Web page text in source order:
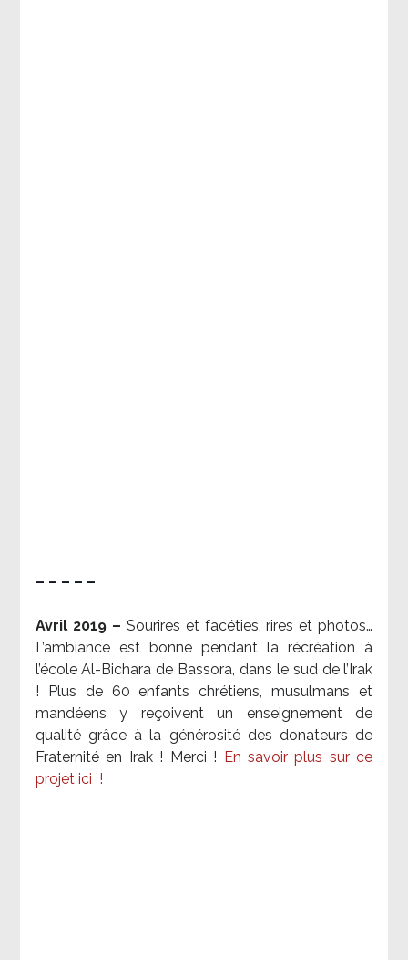
– – – – –
Avril 2019 – Sourires et facéties, rires et photos…
L’ambiance est bonne pendant la récréation à
l’école Al-Bichara de Bassora, dans le sud de l’Irak
! Plus de 60 enfants chrétiens, musulmans et
mandéens y reçoivent un enseignement de
qualité grâce à la générosité des donateurs de
Fraternité en Irak ! Merci !
En savoir plus sur ce
projet ici !